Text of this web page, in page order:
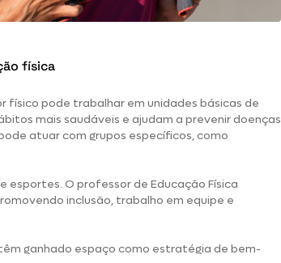
física
físico pode trabalhar em unidades básicas de
mais saudáveis e ajudam a prevenir doenças
atuar com grupos específicos, como
esportes. O professor de Educação Física
inclusão, trabalho em equipe e
ganhado espaço como estratégia de bem-